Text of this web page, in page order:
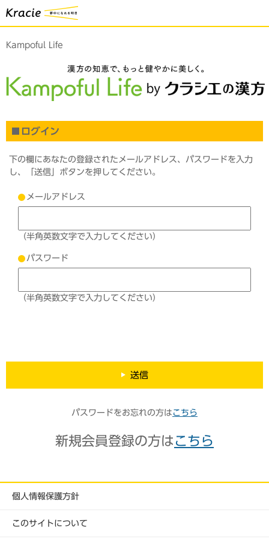
Kampoful Life
ログイン
下の欄にあなたの登録されたメールアドレス、パスワードを入力
し、「送信」ボタンを押してください。
メールアドレス
（半角英数文字で入力してください）
パスワード
（半角英数文字で入力してください）
送信
パスワードをお忘れの方は こちら
新規会員登録の方は こちら
個人情報保護方針
このサイトについて